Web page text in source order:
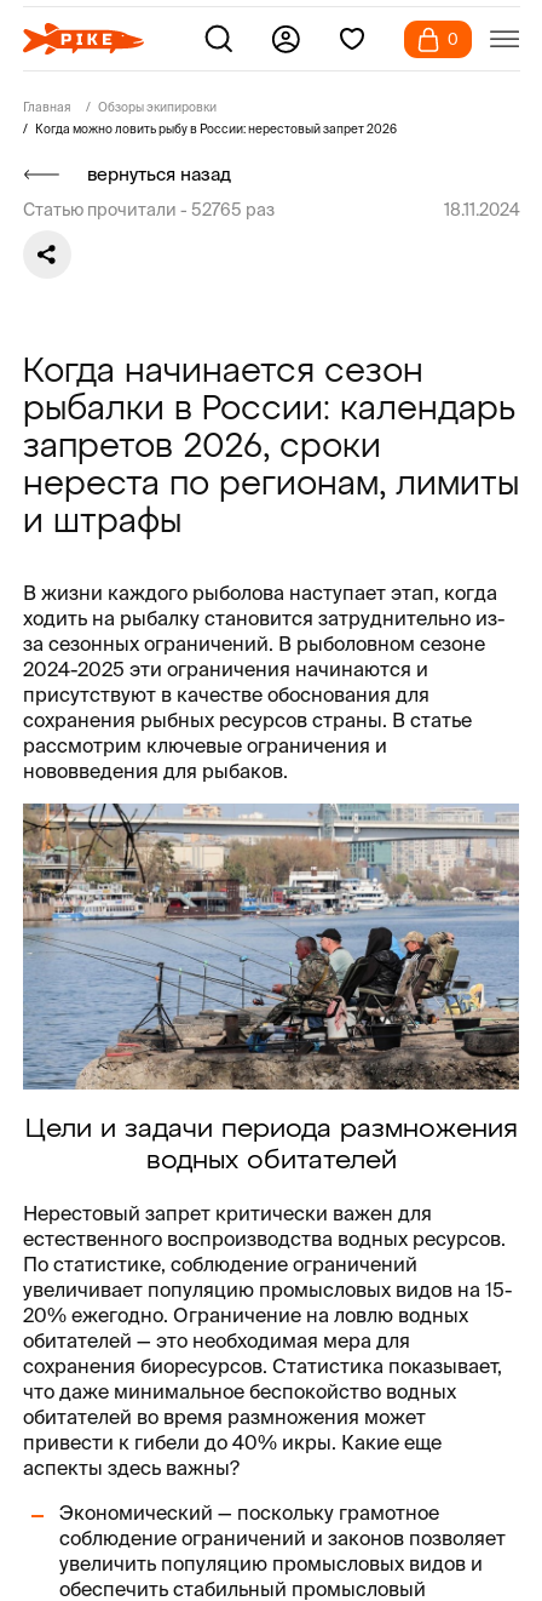
0
Главная
Обзоры экипировки
Когда можно ловить рыбу в России: нерестовый запрет 2026
вернуться назад
Статью прочитали - 52765 раз 18.11.2024
Когда начинается сезон
рыбалки в России: календарь
запретов 2026, сроки
нереста по регионам, лимиты
и штрафы
В жизни каждого рыболова наступает этап, когда
ходить на рыбалку становится затруднительно из-
за сезонных ограничений. В рыболовном сезоне
2024-2025 эти ограничения начинаются и
присутствуют в качестве обоснования для
сохранения рыбных ресурсов страны. В статье
рассмотрим ключевые ограничения и
нововведения для рыбаков.
Цели и задачи периода размножения
водных обитателей
Нерестовый запрет критически важен для
естественного воспроизводства водных ресурсов.
По статистике, соблюдение ограничений
увеличивает популяцию промысловых видов на 15-
20% ежегодно. Ограничение на ловлю водных
обитателей — это необходимая мера для
сохранения биоресурсов. Статистика показывает,
что даже минимальное беспокойство водных
обитателей во время размножения может
привести к гибели до 40% икры. Какие еще
аспекты здесь важны?
Экономический — поскольку грамотное
соблюдение ограничений и законов позволяет
увеличить популяцию промысловых видов и
обеспечить стабильный промысловый